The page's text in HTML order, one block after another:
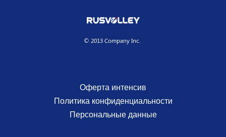
© 2013 Company Inc.
Оферта интенсив
Политика конфиденциальности
Персональные данные